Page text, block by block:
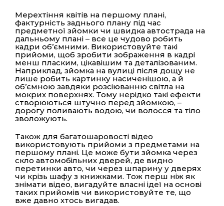
Мерехтіння квітів на першому плані,
фактурність заднього плану під час
предметної зйомки чи швидка автострада на
дальньому плані – все це чудово робить
кадри об’ємними. Використовуйте такі
прийоми, щоб зробити зображення в кадрі
менш пласким, цікавішим та деталізованим.
Наприклад, зйомка на вулиці після дощу не
лише робить картинку насиченішою, а й
об’ємною завдяки розсіюванню світла на
мокрих поверхнях. Тому нерідко такі ефекти
створюються штучно перед зйомкою, –
дорогу поливають водою, чи волосся та тіло
зволожують.
Також для багатошаровості відео
використовують прийоми з предметами на
першому плані. Це може бути зйомка через
скло автомобільних дверей, де видно
перетинки авто, чи через шпарину у дверях
чи крізь шафу з книжками. Тож перш ніж як
знімати відео, вигадуйте власні ідеї на основі
таких прийомів чи використовуйте те, що
вже давно хтось вигадав.